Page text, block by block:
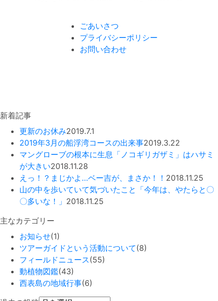
ごあいさつ
プライバシーポリシー
お問い合わせ
新着記事
更新のお休み2019.7.1
2019年3月の船浮湾コースの出来事2019.3.22
マングローブの根本に生息「ノコギリガザミ」はハサミ
が大きい2018.11.28
えっ！？まじかよ…ベー吉が、まさか！！ 2018.11.25
山の中を歩いていて気づいたこと「今年は、やたらと〇
〇多いな！」 2018.11.25
主なカテゴリー
お知らせ(1)
ツアーガイドという活動について(8)
フィールドニュース(55)
動植物図鑑(43)
西表島の地域行事(6)